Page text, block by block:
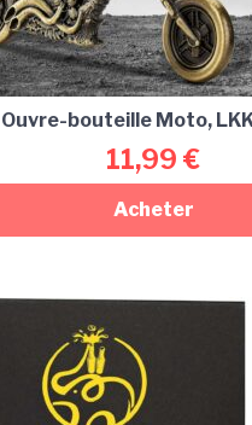
Ouvre-bouteille Moto,
11,99 €
Acheter